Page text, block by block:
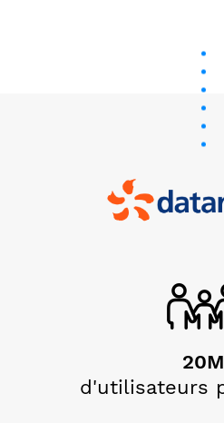
20M
d'utilisateurs